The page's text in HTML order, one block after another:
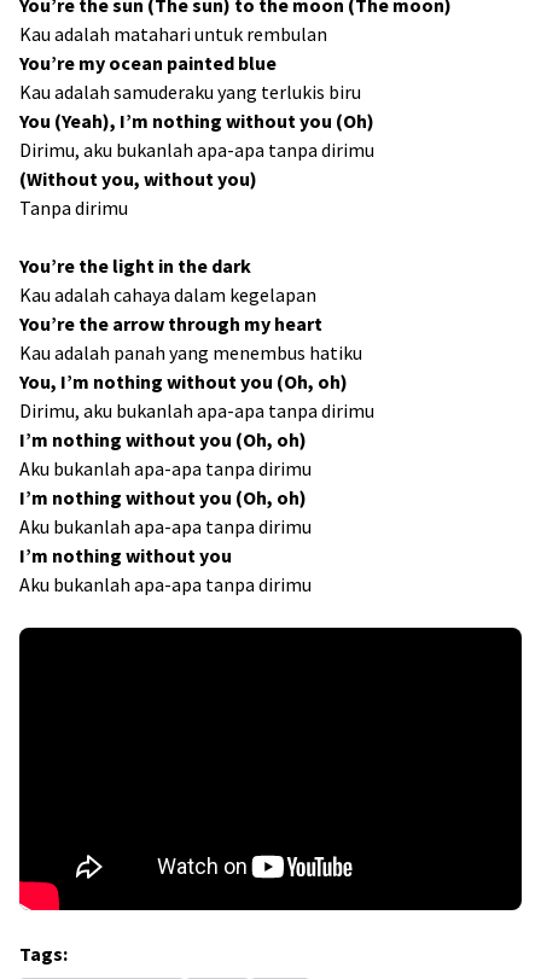
Kau adalah matahari untuk rembulan
You’re my ocean painted blue
Kau adalah samuderaku yang terlukis biru
You (Yeah), I’m nothing without you (Oh)
Dirimu, aku bukanlah apa-apa tanpa dirimu
(Without you, without you)
Tanpa dirimu
You’re the light in the dark
Kau adalah cahaya dalam kegelapan
You’re the arrow through my heart
Kau adalah panah yang menembus hatiku
You, I’m nothing without you (Oh, oh)
Dirimu, aku bukanlah apa-apa tanpa dirimu
I’m nothing without you (Oh, oh)
Aku bukanlah apa-apa tanpa dirimu
I’m nothing without you (Oh, oh)
Aku bukanlah apa-apa tanpa dirimu
I’m nothing without you
Aku bukanlah apa-apa tanpa dirimu
Tags: